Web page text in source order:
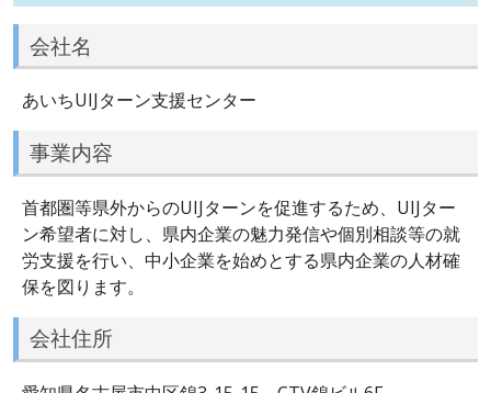
会社名
あいちUIJターン支援センター
事業内容
首都圏等県外からのUIJターンを促進するため、UIJター
ン希望者に対し、県内企業の魅力発信や個別相談等の就
労支援を行い、中小企業を始めとする県内企業の人材確
保を図ります。
会社住所